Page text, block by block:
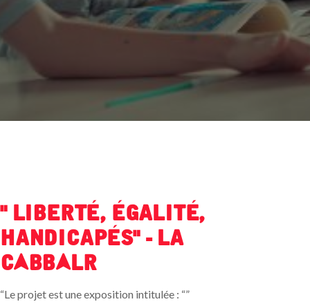
" Liberté, égalité,
handicapés" - La
CABBALR
“Le projet est une exposition intitulée : “”